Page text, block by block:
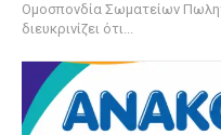
Ομοσπονδία Σωματείων
διευκρινίζει ότι...